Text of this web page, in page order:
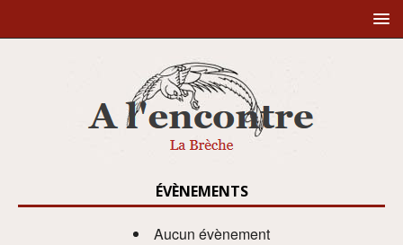
ÉVÈNEMENTS
Aucun évènement